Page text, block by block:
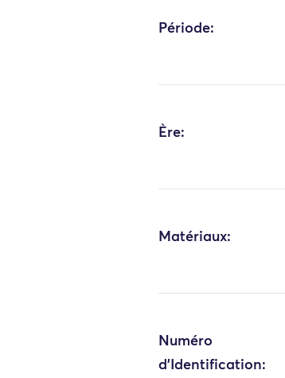
Période:
Ère:
Matériaux:
Numéro
d'Identification: